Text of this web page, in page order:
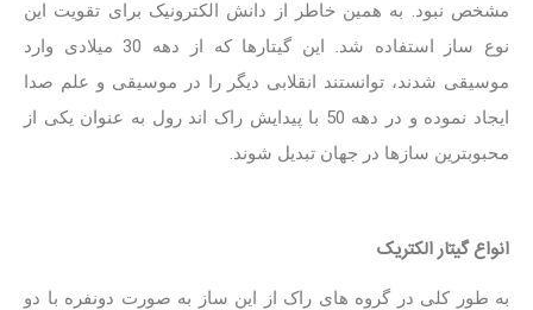
مشخص نبود. به همین خاطر از دانش الکترونیک برای تقویت این
نوع ساز استفاده شد. این گیتارها که از دهه 30 میلادی وارد
موسیقی شدند، توانستند انقلابی دیگر را در موسیقی و علم صدا
ایجاد نموده و در دهه 50 با پیدایش راک اند رول به عنوان یکی از
محبوبترین سازها در جهان تبدیل شوند.
انواع گیتار الکتریک
به طور کلی در گروه های راک از این ساز به صورت دونفره با دو